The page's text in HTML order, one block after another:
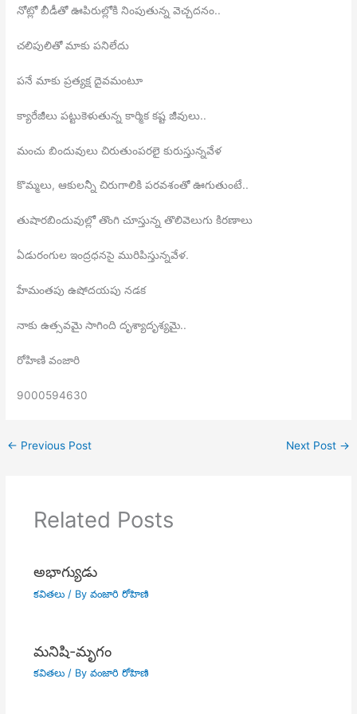
నోట్లో బీడీతో ఊపిరుల్లోకి నింపుతున్న వెచ్చదనం..
చలిపులితో మాకు పనిలేదు
పనే మాకు ప్రత్యక్ష దైవమంటూ
క్యారేజీలు పట్టుకెళుతున్న కార్మిక కష్ట జీవులు..
మంచు బిందువులు చిరుతుంపరలై కురుస్తున్నవేళ
కొమ్మలు, ఆకులన్నీ చిరుగాలికి పరవశంతో ఊగుతుంటే..
తుషారబిందువుల్లో తొంగి చూస్తున్న తొలివెలుగు కిరణాలు
ఏడురంగుల ఇంద్రధనసై మురిపిస్తున్నవేళ.
హేమంతపు ఉషోదయపు నడక
నాకు ఉత్సవమై సాగింది దృశ్యాదృశ్యమై..
రోహిణి వంజారి
9000594630
← Previous Post Next Post →
Related Posts
అభాగ్యుడు
కవితలు/ By వంజారి రోహిణి
మనిషి-మృగం
కవితలు/ By వంజారి రోహిణి